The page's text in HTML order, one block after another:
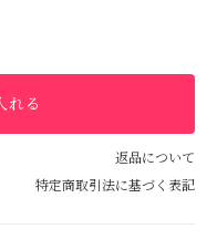
れる
返品について
特定商取引法に基づく表記